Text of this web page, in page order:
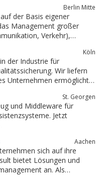
Berlin Mitte
der Basis eigener
Management großer
Köln
der Industrie für
Wir liefern
für den Erfolg
St. Georgen
und Middleware für
Jetzt
Aachen
bietet Lösungen und
an. Als